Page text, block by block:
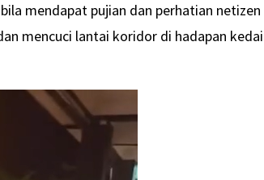
mendapat pujian dan perhatian netizen
mencuci lantai koridor di hadapan kedai